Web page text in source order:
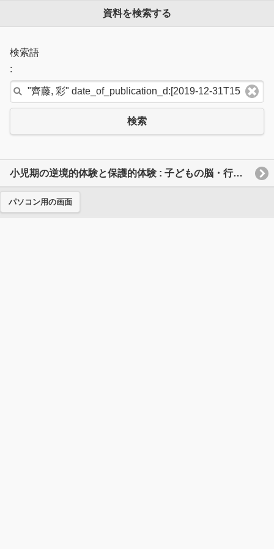
資料を検索する
検索語
:
検索
小児期の逆境的体験と保護的体験 : 子どもの脳・行動・発達に及ぼす影響とレジリエンス
パソコン用の画面